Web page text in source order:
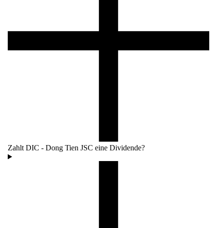
Zahlt DIC - Dong Tien JSC eine Dividende?